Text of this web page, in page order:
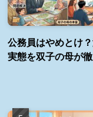
公務員はやめとけ
実態を双子の母が